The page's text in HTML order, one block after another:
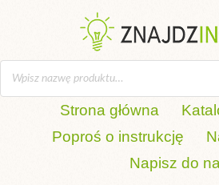
Strona główna
Poproś o instrukcję
Napisz do